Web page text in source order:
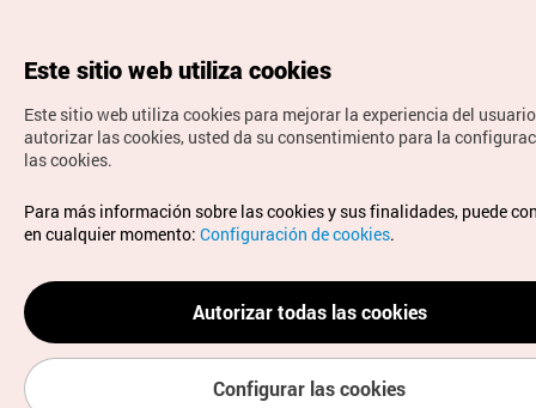
Copyrights © Organización de Turismo de Corea. Todos los
derechos reservados.
Para informes de errores y cuestiones relacionadas con el
sitio web, dirija sus consultas al correoelectrónico oficial:
spanish@knto.or.kr
Este sitio web utiliza cookies
Este sitio web utiliza cookies para mejorar la experiencia del
autorizar las cookies, usted da su consentimiento para la
las cookies.
Para más información sobre las cookies y sus finalidades, puede
en cualquier momento: Configuración de cookies.
Autorizar todas las cookies
Configurar las cookies